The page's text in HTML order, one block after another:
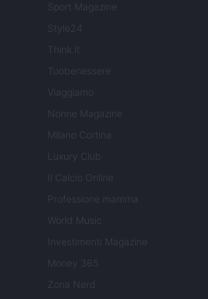
Sport Magazine
Style24
Think.it
Tuobenessere
Viaggiamo
Nonne Magazine
Milano Cortina
Luxury Club
Il Calcio Online
Professione mamma
World Music
Investimenti Magazine
Money 365
Zona Nerd